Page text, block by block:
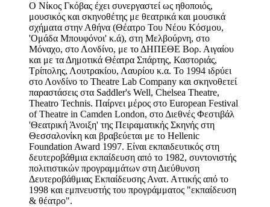
Ο Νίκος Γκόβας έχει συνεργαστεί ως ηθοποιός,
μουσικός και σκηνοθέτης με θεατρικά και μουσικά
σχήματα στην Αθήνα (Θέατρο Του Νέου Κόσμου,
'Ομάδα Μπουφόνοι' κ.ά), στη Μελβούρνη, στο
Μόναχο, στο Λονδίνο, με το ΔΗΠΕΘΕ Βορ. Αιγαίου
και με τα Δημοτικά Θέατρα Σπάρτης, Καστοριάς,
Τρίπολης, Λουτρακίου, Λαυρίου κ.α. Το 1994 ιδρύει
στο Λονδίνο το Theatre Lab Company και σκηνοθετεί
παραστάσεις στα Saddler's Well, Chelsea Theatre,
Theatro Technis. Παίρνει μέρος στο European Festival
of Theatre in Camden London, στο Διεθνές Φεστιβάλ
'Θεατρική Άνοιξη' της Πειραματικής Σκηνής στη
Θεσσαλονίκη και βραβεύεται με το Hellenic
Foundation Award 1997. Είναι εκπαιδευτικός στη
δευτεροβάθμια εκπαίδευση από το 1982, συντονιστής
πολιτιστικών προγραμμάτων στη Διεύθυνση
Δευτεροβάθμιας Εκπαίδευσης Ανατ. Αττικής από το
1998 και εμπνευστής του προγράμματος "εκπαίδευση
& θέατρο".